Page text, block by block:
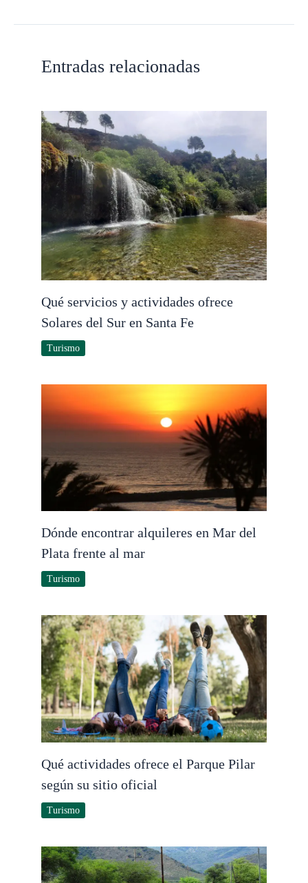
Entradas relacionadas
Qué servicios y actividades ofrece
Solares del Sur en Santa Fe
Turismo
Dónde encontrar alquileres en Mar del
Plata frente al mar
Turismo
Qué actividades ofrece el Parque Pilar
según su sitio oficial
Turismo